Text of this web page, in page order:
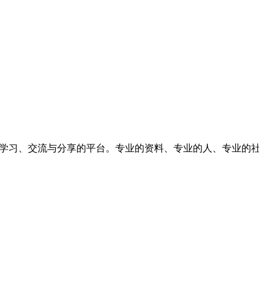
习、交流与分享的平台。专业的资料、专业的人、专业的